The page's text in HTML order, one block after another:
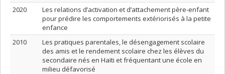
2020
Les relations d’activation et d’attachement père-enfant
pour prédire les comportements extériorisés à la petite
enfance
2010
Les pratiques parentales, le désengagement scolaire
des amis et le rendement scolaire chez les élèves du
secondaire nés en Haïti et fréquentant une école en
milieu défavorisé